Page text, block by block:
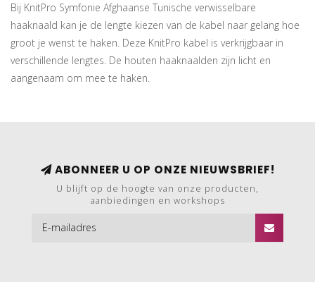
Bij KnitPro Symfonie Afghaanse Tunische verwisselbare
haaknaald kan je de lengte kiezen van de kabel naar gelang hoe
groot je wenst te haken. Deze KnitPro kabel is verkrijgbaar in
verschillende lengtes. De houten haaknaalden zijn licht en
aangenaam om mee te haken.
ABONNEER U OP ONZE NIEUWSBRIEF!
U blijft op de hoogte van onze producten,
aanbiedingen en workshops